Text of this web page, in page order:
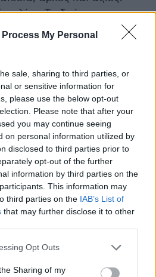
Process My Personal
sale, sharing to third parties, or
or sensitive information for
please use the below opt-out
Please note that after your
you may continue seeing
on personal information utilized by
disclosed to third parties prior to
opt-out of the further
information by third parties on the
This information may
third parties on the IAB’s List of
that may further disclose it to other
app uses one or more Google
usage behaviour. You may click to
Opt Outs
Sharing of my
πολίτη. Το δεύτερο
δεν παραπέμπει στην
του σύγχρονου
παιδεία. Για να
σημασία του όρου, αρκεί
όλες τις άλλες
«φίλος» έπεται του
και έτσι μιλάμε για
όρος που
τη βαθιά πεποίθηση
και ο
στο όνομά του,